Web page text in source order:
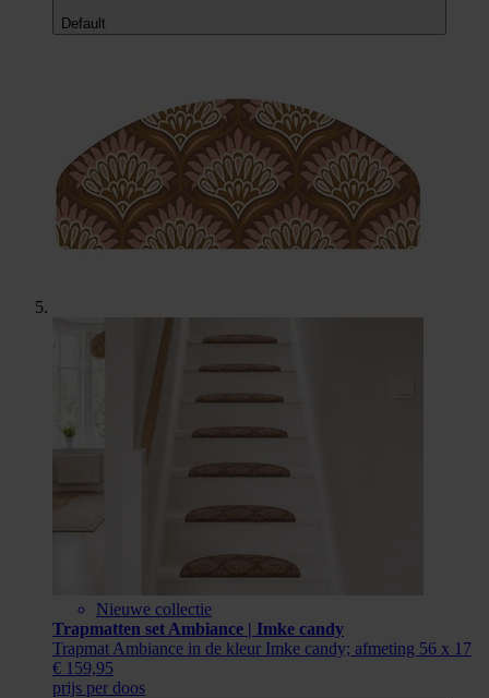
Default
Nieuwe collectie
Trapmatten set Ambiance | Imke candy
Trapmat Ambiance in de kleur Imke candy; afmeting 56 x 17
€ 159,95
prijs per doos